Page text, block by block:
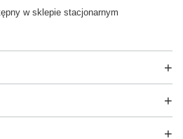
w sklepie stacjonarnym